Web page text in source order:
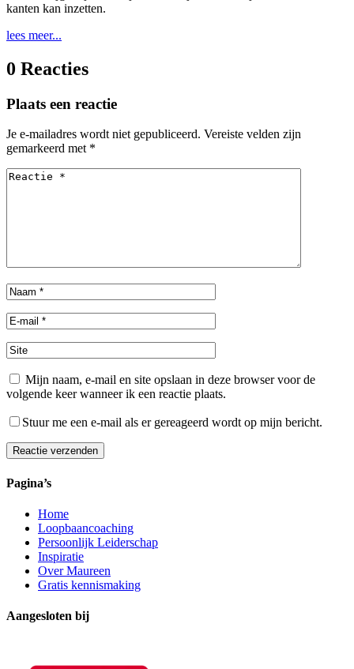
kanten kan inzetten.
lees meer...
0 Reacties
Plaats een reactie
Je e-mailadres wordt niet gepubliceerd. Vereiste velden zijn
gemarkeerd met *
Mijn naam, e-mail en site opslaan in deze browser voor de
volgende keer wanneer ik een reactie plaats.
Stuur me een e-mail als er gereageerd wordt op mijn bericht.
Reactie verzenden
Alternative:
Pagina’s
Home
Loopbaancoaching
Persoonlijk Leiderschap
Inspiratie
Over Maureen
Gratis kennismaking
Aangesloten bij